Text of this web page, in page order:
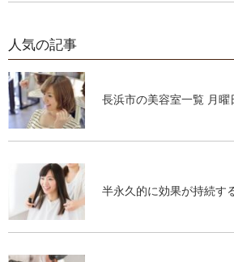
人気の記事
長浜市の美容室一覧 月曜
半永久的に効果が持続す